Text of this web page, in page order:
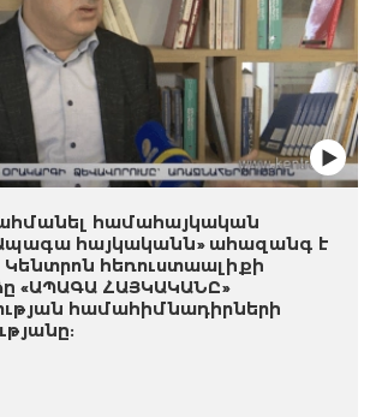
համահայկական
հայկականն» ահազանգ է
Կենտրոն հեռուստաալիքի
«ԱՊԱԳԱ ՀԱՅԿԱԿԱՆԸ»
համահիմնադիրների